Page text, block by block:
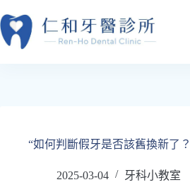
至
主
“如何判斷假牙是否該舊換新了？
2025-03-04 牙科小教室